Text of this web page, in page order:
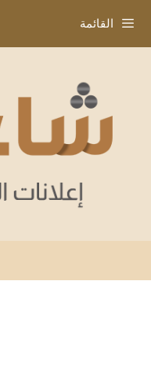
إلى
المحتوى
القائمة